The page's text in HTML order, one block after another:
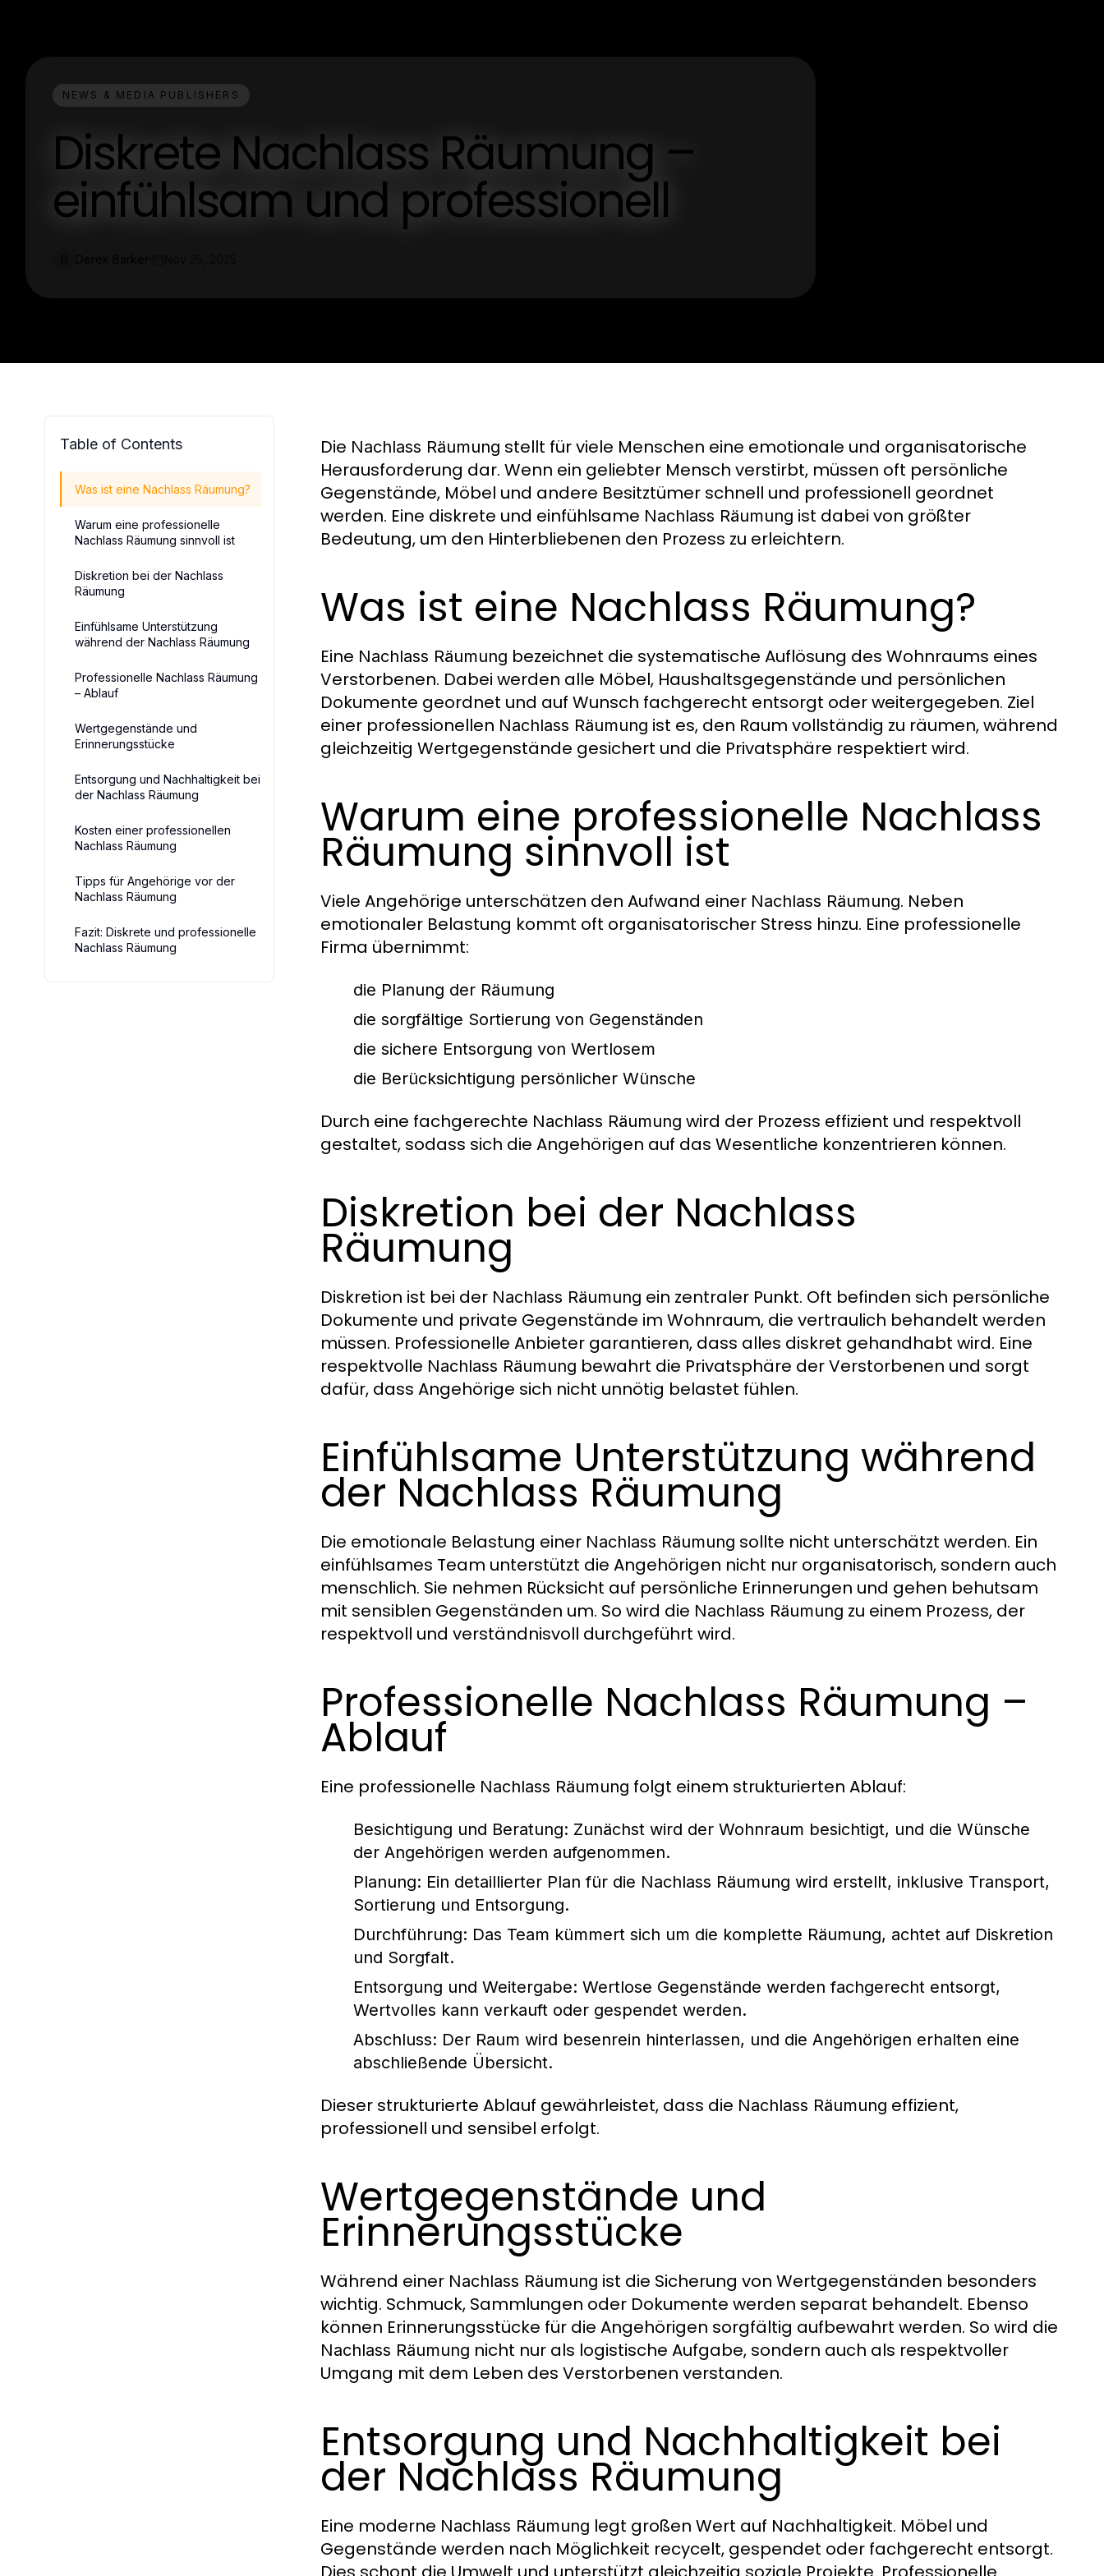
NEWS & MEDIA PUBLISHERS
Diskrete Nachlass Räumung –
einfühlsam und professionell
Table of Contents
Was ist eine Nachlass Räumung?
Warum eine professionelle
Nachlass Räumung sinnvoll ist
Diskretion bei der Nachlass
Räumung
Einfühlsame Unterstützung
während der Nachlass Räumung
Professionelle Nachlass Räumung
– Ablauf
Wertgegenstände und
Erinnerungsstücke
Entsorgung und Nachhaltigkeit bei
der Nachlass Räumung
Kosten einer professionellen
Nachlass Räumung
Tipps für Angehörige vor der
Nachlass Räumung
Fazit: Diskrete und professionelle
Nachlass Räumung
Die Nachlass Räumung stellt für viele Menschen eine emotionale und organisatorische
Herausforderung dar. Wenn ein geliebter Mensch verstirbt, müssen oft persönliche
Gegenstände, Möbel und andere Besitztümer schnell und professionell geordnet
werden. Eine diskrete und einfühlsame Nachlass Räumung ist dabei von größter
Bedeutung, um den Hinterbliebenen den Prozess zu erleichtern.
Was ist eine Nachlass Räumung?
Eine Nachlass Räumung bezeichnet die systematische Auflösung des Wohnraums eines
Verstorbenen. Dabei werden alle Möbel, Haushaltsgegenstände und persönlichen
Dokumente geordnet und auf Wunsch fachgerecht entsorgt oder weitergegeben. Ziel
einer professionellen Nachlass Räumung ist es, den Raum vollständig zu räumen, während
gleichzeitig Wertgegenstände gesichert und die Privatsphäre respektiert wird.
Warum eine professionelle Nachlass
Räumung sinnvoll ist
Viele Angehörige unterschätzen den Aufwand einer Nachlass Räumung. Neben
emotionaler Belastung kommt oft organisatorischer Stress hinzu. Eine professionelle
Firma übernimmt:
die Planung der Räumung
die sorgfältige Sortierung von Gegenständen
die sichere Entsorgung von Wertlosem
die Berücksichtigung persönlicher Wünsche
Durch eine fachgerechte Nachlass Räumung wird der Prozess effizient und respektvoll
gestaltet, sodass sich die Angehörigen auf das Wesentliche konzentrieren können.
Diskretion bei der Nachlass
Räumung
Diskretion ist bei der Nachlass Räumung ein zentraler Punkt. Oft befinden sich persönliche
Dokumente und private Gegenstände im Wohnraum, die vertraulich behandelt werden
müssen. Professionelle Anbieter garantieren, dass alles diskret gehandhabt wird. Eine
respektvolle Nachlass Räumung bewahrt die Privatsphäre der Verstorbenen und sorgt
dafür, dass Angehörige sich nicht unnötig belastet fühlen.
Einfühlsame Unterstützung während
der Nachlass Räumung
Die emotionale Belastung einer Nachlass Räumung sollte nicht unterschätzt werden. Ein
einfühlsames Team unterstützt die Angehörigen nicht nur organisatorisch, sondern auch
menschlich. Sie nehmen Rücksicht auf persönliche Erinnerungen und gehen behutsam
mit sensiblen Gegenständen um. So wird die Nachlass Räumung zu einem Prozess, der
respektvoll und verständnisvoll durchgeführt wird.
Professionelle Nachlass Räumung –
Ablauf
Eine professionelle Nachlass Räumung folgt einem strukturierten Ablauf:
Besichtigung und Beratung: Zunächst wird der Wohnraum besichtigt, und die Wünsche
der Angehörigen werden aufgenommen.
Planung: Ein detaillierter Plan für die Nachlass Räumung wird erstellt, inklusive Transport,
Sortierung und Entsorgung.
Durchführung: Das Team kümmert sich um die komplette Räumung, achtet auf Diskretion
und Sorgfalt.
Entsorgung und Weitergabe: Wertlose Gegenstände werden fachgerecht entsorgt,
Wertvolles kann verkauft oder gespendet werden.
Abschluss: Der Raum wird besenrein hinterlassen, und die Angehörigen erhalten eine
abschließende Übersicht.
Dieser strukturierte Ablauf gewährleistet, dass die Nachlass Räumung effizient,
professionell und sensibel erfolgt.
Wertgegenstände und
Erinnerungsstücke
Während einer Nachlass Räumung ist die Sicherung von Wertgegenständen besonders
wichtig. Schmuck, Sammlungen oder Dokumente werden separat behandelt. Ebenso
können Erinnerungsstücke für die Angehörigen sorgfältig aufbewahrt werden. So wird die
Nachlass Räumung nicht nur als logistische Aufgabe, sondern auch als respektvoller
Umgang mit dem Leben des Verstorbenen verstanden.
Entsorgung und Nachhaltigkeit bei
der Nachlass Räumung
Eine moderne Nachlass Räumung legt großen Wert auf Nachhaltigkeit. Möbel und
Gegenstände werden nach Möglichkeit recycelt, gespendet oder fachgerecht entsorgt.